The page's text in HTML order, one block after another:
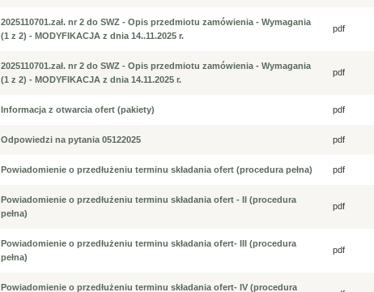
2025110701.zał. nr 2 do SWZ - Opis przedmiotu zamówienia - Wymagania
(1 z 2) - MODYFIKACJA z dnia 14..11.2025 r.
pdf
2025110701.zał. nr 2 do SWZ - Opis przedmiotu zamówienia - Wymagania
(1 z 2) - MODYFIKACJA z dnia 14.11.2025 r.
pdf
Informacja z otwarcia ofert (pakiety) pdf
Odpowiedzi na pytania 05122025 pdf
Powiadomienie o przedłużeniu terminu składania ofert (procedura pełna) pdf
Powiadomienie o przedłużeniu terminu składania ofert - II (procedura
pełna)
pdf
Powiadomienie o przedłużeniu terminu składania ofert- III (procedura
pełna)
pdf
Powiadomienie o przedłużeniu terminu składania ofert- IV (procedura